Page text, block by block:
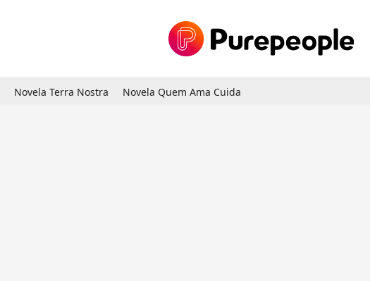
Novela Terra Nostra Novela Quem Ama Cuida